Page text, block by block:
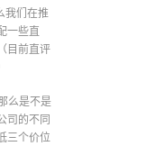
我们在推
一些直
目前直评
么是不是
司的不同
三个价位